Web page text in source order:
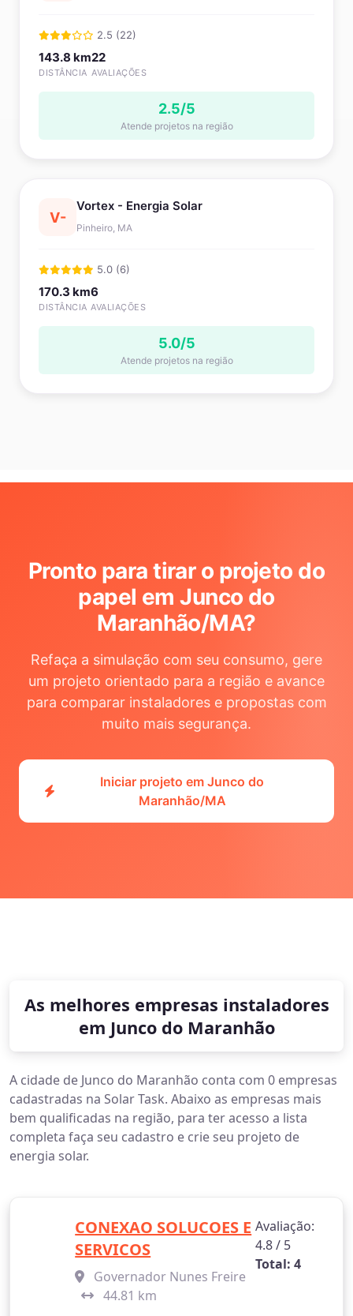
2.5 (22)
143.8 km
DISTÂNCIA
22
AVALIAÇÕES
2.5/5
Atende projetos na região
V-
Vortex - Energia Solar
Pinheiro, MA
5.0 (6)
170.3 km
DISTÂNCIA
6
AVALIAÇÕES
5.0/5
Atende projetos na região
Pronto para tirar o projeto do
papel em Junco do
Maranhão/MA?
Refaça a simulação com seu consumo, gere
um projeto orientado para a região e avance
para comparar instaladores e propostas com
muito mais segurança.
Iniciar projeto em Junco do
Maranhão/MA
As melhores empresas instaladores
em Junco do Maranhão
A cidade de Junco do Maranhão conta com 0 empresas
cadastradas na Solar Task. Abaixo as empresas mais
bem qualificadas na região, para ter acesso a lista
completa faça seu cadastro e crie seu projeto de
energia solar.
CONEXAO SOLUCOES E
SERVICOS
Governador Nunes Freire
44.81 km
Avaliação:
4.8 / 5
Total: 4